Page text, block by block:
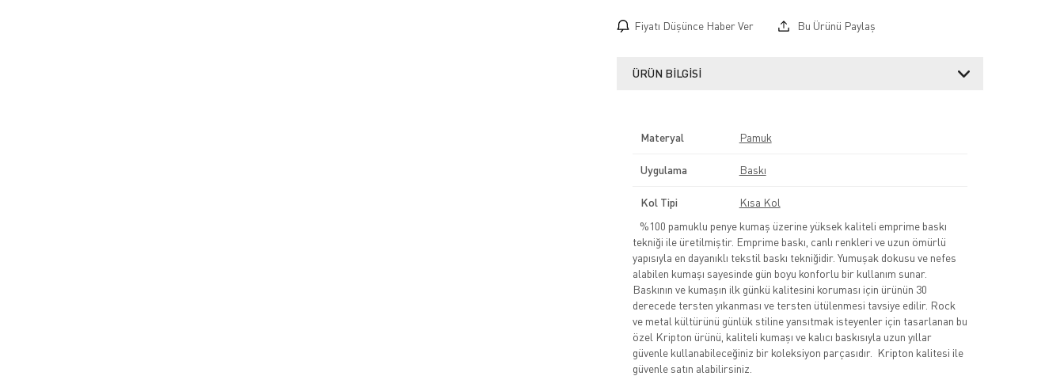
Fiyatı Düşünce Haber Ver Bu Ürünü Paylaş
ÜRÜN BILGISI
Materyal Pamuk
Uygulama Baskı
Kol Tipi
Kısa Kol
%100 pamuklu penye kumaş üzerine yüksek kaliteli emprime baskı
tekniği ile üretilmiştir. Emprime baskı, canlı renkleri ve uzun ömürlü
yapısıyla en dayanıklı tekstil baskı tekniğidir. Yumuşak dokusu ve nefes
alabilen kumaşı sayesinde gün boyu konforlu bir kullanım sunar.
Baskının ve kumaşın ilk günkü kalitesini koruması için ürünün 30
derecede tersten yıkanması ve tersten ütülenmesi tavsiye edilir. Rock
ve metal kültürünü günlük stiline yansıtmak isteyenler için tasarlanan bu
özel Kripton ürünü, kaliteli kumaşı ve kalıcı baskısıyla uzun yıllar
güvenle kullanabileceğiniz bir koleksiyon parçasıdır. Kripton kalitesi ile
güvenle satın alabilirsiniz.